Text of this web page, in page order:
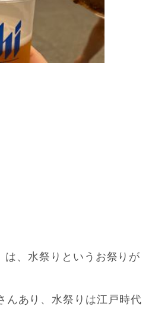
は、水祭りというお祭りが
んあり、水祭りは江戸時代